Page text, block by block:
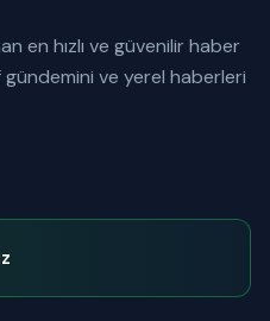
en hızlı ve güvenilir haber
gündemini ve yerel haberleri